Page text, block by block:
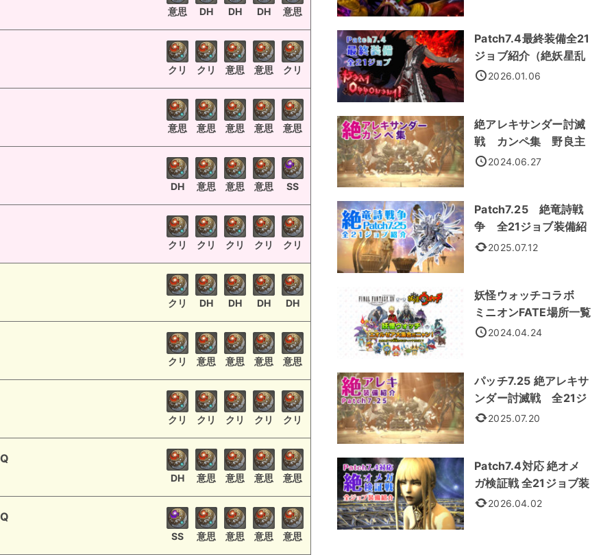
意思 DH DH DH 意思
クリ クリ 意思 意思 クリ
意思 意思 意思 意思 意思
DH 意思 意思 意思 SS
クリ クリ クリ クリ クリ
クリ DH DH DH DH
クリ 意思 意思 意思 意思
クリ クリ クリ クリ クリ
DH 意思 意思 意思 意思
SS 意思 意思 意思 意思
Patch7.4最終装備全21
ジョブ紹介（絶妖星乱
舞装備）
2026.01.06
絶アレキサンダー討滅
戦 カンペ集 野良主
流処理法
2024.06.27
Patch7.25 絶竜詩戦
争 全21ジョブ装備紹
介 2025.07.12
妖怪ウォッチコラボ
ミニオンFATE場所一覧
2024.04.24
パッチ7.25 絶アレキサ
ンダー討滅戦 全21ジ
ョブ装備
2025.07.20
Patch7.4対応 絶オメ
ガ検証戦 全21ジョブ装
備紹介
2026.04.02